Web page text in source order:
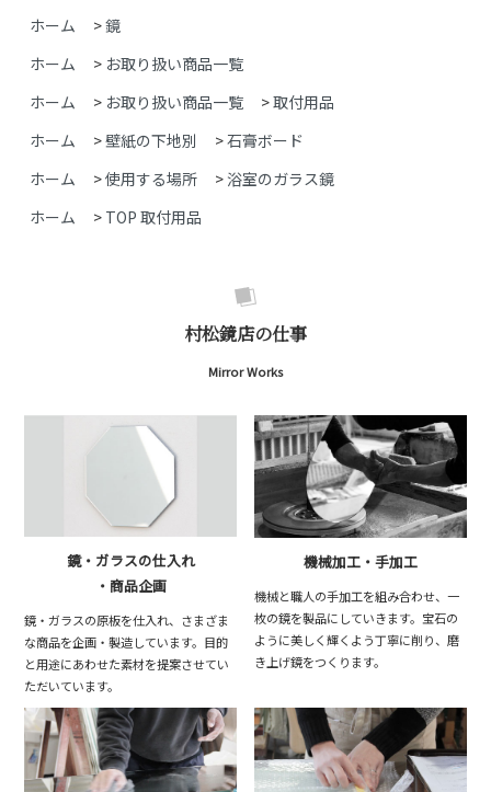
ホーム >鏡
ホーム
> お取り扱い商品一覧
ホーム
> お取り扱い商品一覧 >取付用品
ホーム
>壁紙の下地別 >石膏ボード
ホーム
>使用する場所 > 浴室のガラス鏡
ホーム
> TOP 取付用品
村松鏡店の仕事
Mirror Works
鏡・ガラスの仕入れ
・商品企画
鏡・ガラスの原板を仕入れ、さまざま
な商品を企画・製造しています。目的
と用途にあわせた素材を提案させてい
ただいています。
機械加工・手加工
機械と職人の手加工を組み合わせ、一
枚の鏡を製品にしていきます。宝石の
ように美しく輝くよう丁寧に削り、磨
き上げ鏡をつくります。